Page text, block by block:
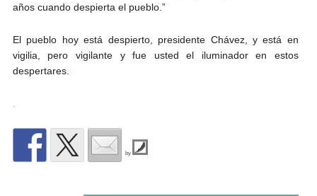
años cuando despierta el pueblo.”
El pueblo hoy está despierto, presidente Chávez, y está en
vigilia, pero vigilante y fue usted el iluminador en estos
despertares.
by